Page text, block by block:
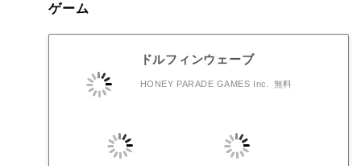
ゲーム
ドルフィンウェーブ
HONEY PARADE GAMES Inc. 無料